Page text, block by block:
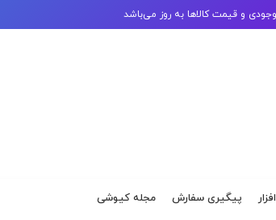
و قیمت کالاها به روز می‌باشد
پیگیری سفارش مجله کیوشی